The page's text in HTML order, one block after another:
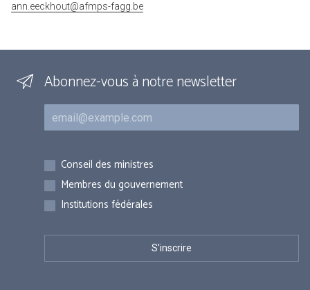
ann.eeckhout@afmps-fagg.be
Abonnez-vous à notre newsletter
Courriel
Inscriptions
Conseil des ministres
Membres du gouvernement
Institutions fédérales